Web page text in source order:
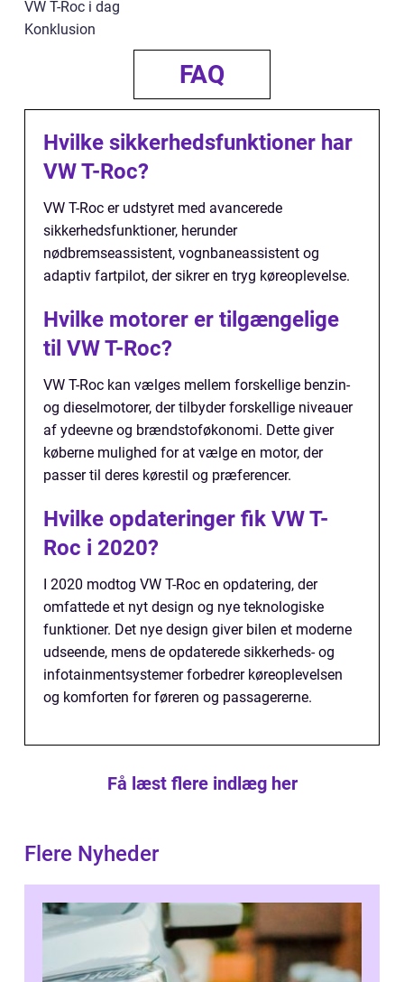
VW T-Roc i dag
Konklusion
FAQ
Hvilke sikkerhedsfunktioner har
VW T-Roc?
VW T-Roc er udstyret med avancerede
sikkerhedsfunktioner, herunder
nødbremseassistent, vognbaneassistent og
adaptiv fartpilot, der sikrer en tryg køreoplevelse.
Hvilke motorer er tilgængelige
til VW T-Roc?
VW T-Roc kan vælges mellem forskellige benzin-
og dieselmotorer, der tilbyder forskellige niveauer
af ydeevne og brændstoføkonomi. Dette giver
køberne mulighed for at vælge en motor, der
passer til deres kørestil og præferencer.
Hvilke opdateringer fik VW T-
Roc i 2020?
I 2020 modtog VW T-Roc en opdatering, der
omfattede et nyt design og nye teknologiske
funktioner. Det nye design giver bilen et moderne
udseende, mens de opdaterede sikkerheds- og
infotainmentsystemer forbedrer køreoplevelsen
og komforten for føreren og passagererne.
Få læst flere indlæg her
Flere Nyheder